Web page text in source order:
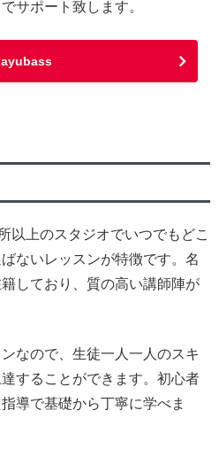
サポート致します。
以上のスタジオでいつでもどこ
ないレッスンが特徴です。名
しており、質の高い講師陣が
なので、生徒一人一人のスキ
することができます。初心者
導で基礎から丁寧に学べま